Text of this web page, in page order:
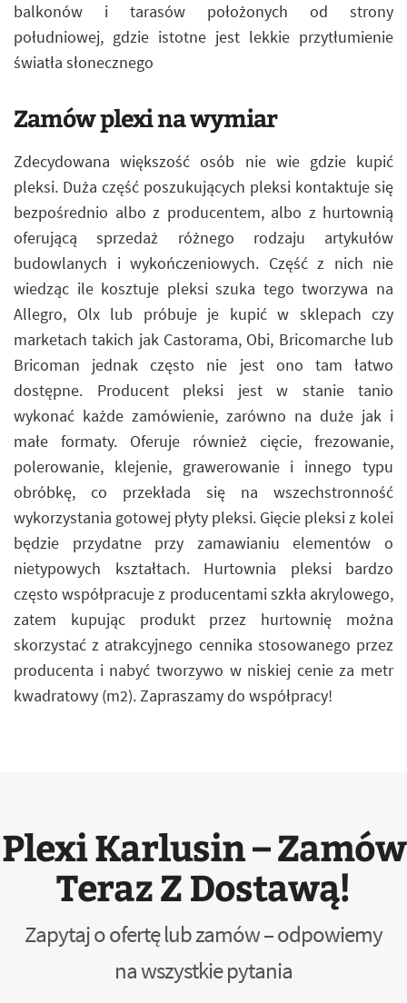
balkonów i tarasów położonych od strony
południowej, gdzie istotne jest lekkie przytłumienie
światła słonecznego
Zamów plexi na wymiar
Zdecydowana większość osób nie wie gdzie kupić
pleksi. Duża część poszukujących pleksi kontaktuje się
bezpośrednio albo z producentem, albo z hurtownią
oferującą sprzedaż różnego rodzaju artykułów
budowlanych i wykończeniowych. Część z nich nie
wiedząc ile kosztuje pleksi szuka tego tworzywa na
Allegro, Olx lub próbuje je kupić w sklepach czy
marketach takich jak Castorama, Obi, Bricomarche lub
Bricoman jednak często nie jest ono tam łatwo
dostępne. Producent pleksi jest w stanie tanio
wykonać każde zamówienie, zarówno na duże jak i
małe formaty. Oferuje również cięcie, frezowanie,
polerowanie, klejenie, grawerowanie i innego typu
obróbkę, co przekłada się na wszechstronność
wykorzystania gotowej płyty pleksi. Gięcie pleksi z kolei
będzie przydatne przy zamawianiu elementów o
nietypowych kształtach. Hurtownia pleksi bardzo
często współpracuje z producentami szkła akrylowego,
zatem kupując produkt przez hurtownię można
skorzystać z atrakcyjnego cennika stosowanego przez
producenta i nabyć tworzywo w niskiej cenie za metr
kwadratowy (m2). Zapraszamy do współpracy!
Plexi Karlusin – Zamów
Teraz Z Dostawą!
Zapytaj o ofertę lub zamów – odpowiemy
na wszystkie pytania